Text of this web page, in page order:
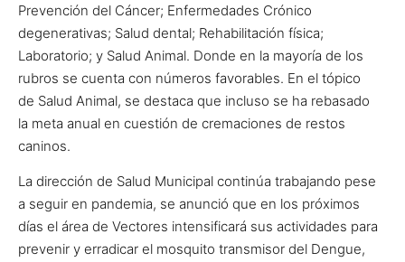
Prevención del Cáncer; Enfermedades Crónico
degenerativas; Salud dental; Rehabilitación física;
Laboratorio; y Salud Animal. Donde en la mayoría de los
rubros se cuenta con números favorables. En el tópico
de Salud Animal, se destaca que incluso se ha rebasado
la meta anual en cuestión de cremaciones de restos
caninos.
La dirección de Salud Municipal continúa trabajando pese
a seguir en pandemia, se anunció que en los próximos
días el área de Vectores intensificará sus actividades para
prevenir y erradicar el mosquito transmisor del Dengue,